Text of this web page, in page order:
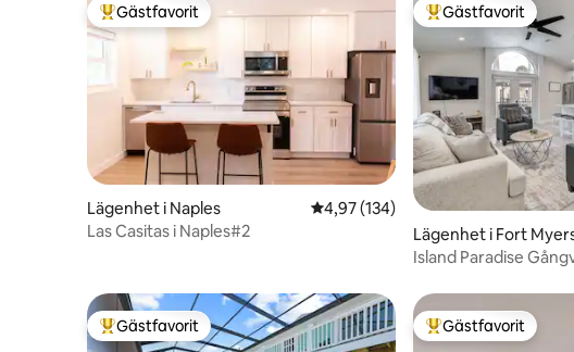
Populär gästfavorit
Gästfavorit
Lägenhet i Naples 4,97 av 5 i genomsnittligt betyg,
4,97 (134)
Las Casitas i Naples#2
Populär gästfavorit
Gästfavorit
Lägenhet i Fort
Island Paradise
Populär gästfavorit
Gästfavorit Populär gästfavorit
Gästfavorit